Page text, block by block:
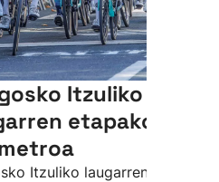
Itzuliko
etapako
Itzuliko laugarren etapa,